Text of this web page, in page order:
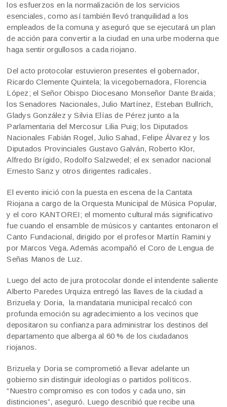
los esfuerzos en la normalización de los servicios
esenciales, como así también llevó tranquilidad a los
empleados de la comuna y aseguró que se ejecutará un plan
de acción para convertir a la ciudad en una urbe moderna que
haga sentir orgullosos a cada riojano.
Del acto protocolar estuvieron presentes el gobernador,
Ricardo Clemente Quintela; la vicegobernadora, Florencia
López; el Señor Obispo Diocesano Monseñor Dante Braida;
los Senadores Nacionales, Julio Martínez, Esteban Bullrich,
Gladys González y Silvia Elías de Pérez junto a la
Parlamentaria del Mercosur Lilia Puig; los Diputados
Nacionales Fabián Rogel, Julio Sahad, Felipe Álvarez y los
Diputados Provinciales Gustavo Galván, Roberto Klor,
Alfredo Brígido, Rodolfo Salzwedel; el ex senador nacional
Ernesto Sanz y otros dirigentes radicales.
El evento inició con la puesta en escena de la Cantata
Riojana a cargo de la Orquesta Municipal de Música Popular,
y el coro KANTOREI; el momento cultural más significativo
fue cuando el ensamble de músicos y cantantes entonaron el
Canto Fundacional, dirigido por el profesor Martín Ramini y
por Marcos Vega. Además acompañó el Coro de Lengua de
Señas Manos de Luz.
Luego del acto de jura protocolar donde el intendente saliente
Alberto Paredes Urquiza entregó las llaves de la ciudad a
Brizuela y Doria, la mandataria municipal recalcó con
profunda emoción su agradecimiento a los vecinos que
depositaron su confianza para administrar los destinos del
departamento que alberga al 60 % de los ciudadanos
riojanos.
Brizuela y Doria se comprometió a llevar adelante un
gobierno sin distinguir ideologías o partidos políticos.
“Nuestro compromiso es con todos y cada uno, sin
distinciones”, aseguró. Luego describió que recibe una